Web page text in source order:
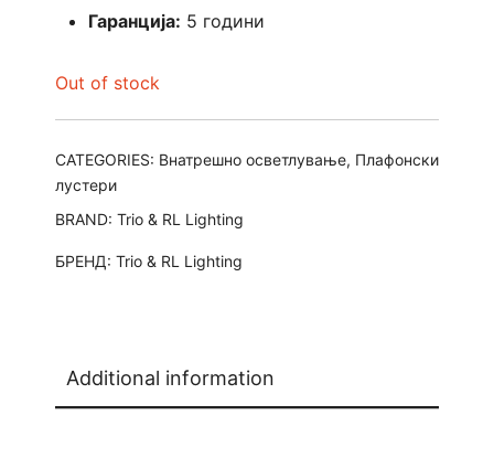
Гаранција: 5 години
Out of stock
CATEGORIES: Внатрешно осветлување, Плафонски
лустери
BRAND: Trio & RL Lighting
БРЕНД: Trio & RL Lighting
Additional information